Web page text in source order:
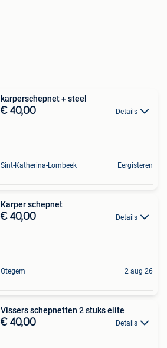
karperschepnet + steel
€ 40,00 Details
Sint-Katherina-Lombeek Eergisteren
Karper schepnet
€ 40,00 Details
Otegem 2 aug 26
Vissers schepnetten 2 stuks elite
€ 40,00 Details